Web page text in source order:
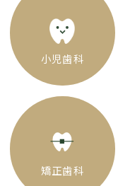
小児歯科
矯正歯科